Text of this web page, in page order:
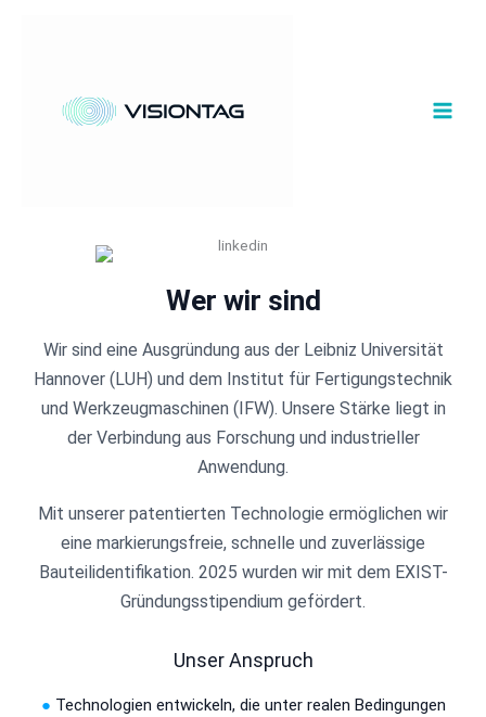
Wer wir sind
Wir sind eine Ausgründung aus der Leibniz Universität
Hannover (LUH) und dem Institut für Fertigungstechnik
und Werkzeugmaschinen (IFW). Unsere Stärke liegt in
der Verbindung aus Forschung und industrieller
Anwendung.
Mit unserer patentierten Technologie ermöglichen wir
eine markierungsfreie, schnelle und zuverlässige
Bauteilidentifikation. 2025 wurden wir mit dem EXIST-
Gründungsstipendium gefördert.
Unser Anspruch
● Technologien entwickeln, die unter realen Bedingungen